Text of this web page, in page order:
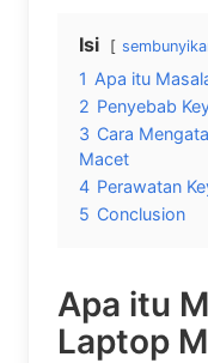
Isi
1 Apa itu
2 Penyebab
3 Cara
Macet
4 Perawatan
5 Conclusion
Apa itu
Laptop